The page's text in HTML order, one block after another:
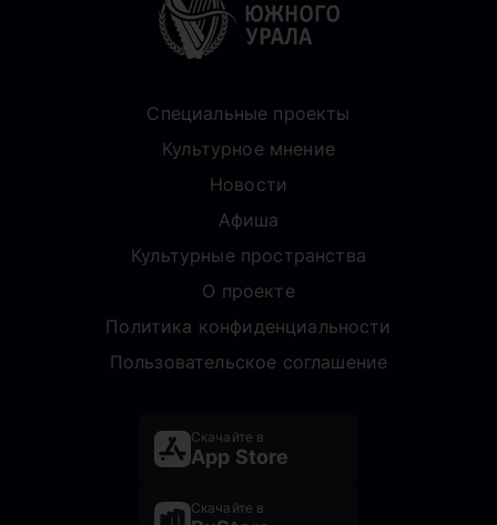
Специальные проекты
Культурное мнение
Новости
Афиша
Культурные пространства
О проекте
Политика конфиденциальности
Пользовательское соглашение
Скачайте в
App Store
Скачайте в